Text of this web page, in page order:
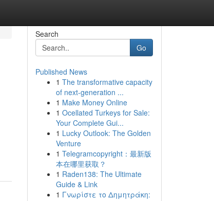
Search
Go
Published News
1 The transformative capacity
of next-generation ...
1 Make Money Online
1 Ocellated Turkeys for Sale:
Your Complete Gui...
1 Lucky Outlook: The Golden
Venture
1 Telegramcopyright：最新版
本在哪里获取？
1 Raden138: The Ultimate
Guide & Link
1 Γνωρίστε το Δημητράκη: